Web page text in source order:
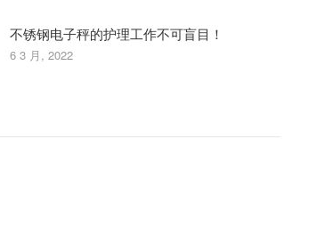
不锈钢电子秤的护理工作不可盲目！
6 3 月, 2022